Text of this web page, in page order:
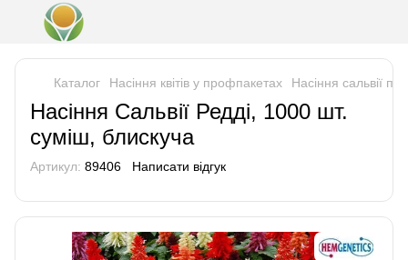
Каталог Насіння квітів у профпакетах Насіння сальвії
Насіння Сальвії Редді, 1000 шт.
суміш, блискуча
Артикул: 89406 Написати відгук